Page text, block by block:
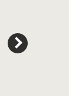
hjälpsamma
vägledning